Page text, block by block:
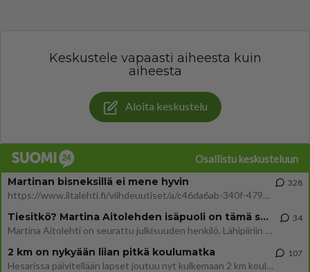
Keskustele vapaasti aiheesta kuin
aiheesta
Aloita keskustelu
Osallistu keskusteluun
Martinan bisneksillä ei mene hyvin
https://www.iltalehti.fi/viihdeuutiset/a/c46da6ab-340f-4790-aaa7-0865eed2336 Yrityksen konkurssihakemus on tullut kärä
328
Tiesitkö? Martina Aitolehden isäpuoli on tämä suosittu laulaja
Martina Aitolehti on seurattu julkisuuden henkilö. Lähipiiriin mahtuu muitakin tunnettuja henkilöitä. Tiesitkö, että Ma
34
2 km on nykyään liian pitkä koulumatka
Hesarissa päivitellään lapset joutuu nyt kulkemaan 2 km kouluun jösses. Ruostefillarilla tuo matka menee vaikka miten äk
107